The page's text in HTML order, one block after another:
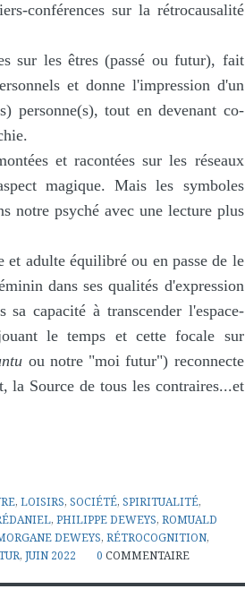
conférences sur la rétrocausalité
sur les êtres (passé ou futur), fait
et donne l'impression d'un
personne(s), tout en devenant co-
et racontées sur les réseaux
magique. Mais les symboles
notre psyché avec une lecture plus
adulte équilibré ou en passe de le
dans ses qualités d'expression
capacité à transcender l'espace-
le temps et cette focale sur
ou notre "moi futur") reconnecte
la Source de tous les contraires...et
,LOISIRS,SOCIÉTÉ,SPIRITUALITÉ,
, PHILIPPE DEWEYS, ROMUALD
DEWEYS, RÉTROCOGNITION,
, JUIN 2022 0 COMMENTAIRE